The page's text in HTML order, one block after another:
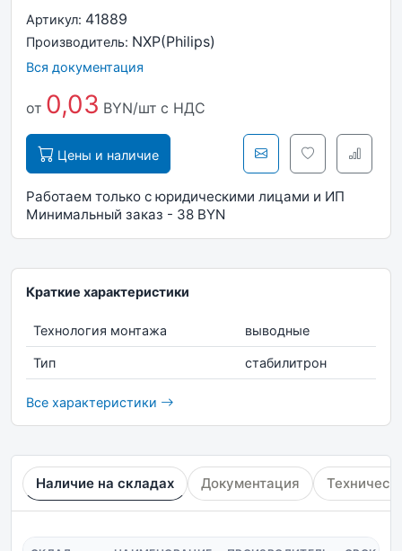
Артикул: 41889
Производитель: NXP(Philips)
Вся документация
от 0,03 BYN/шт с НДС
Цены и наличие
Работаем только с юридическими лицами и ИП
Минимальный заказ - 38 BYN
Краткие характеристики
Технология монтажа выводные
Тип стабилитрон
Все характеристики
Наличие на складах Документация